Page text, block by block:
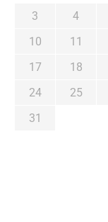
3
4
10
11
17
18
24
25
31